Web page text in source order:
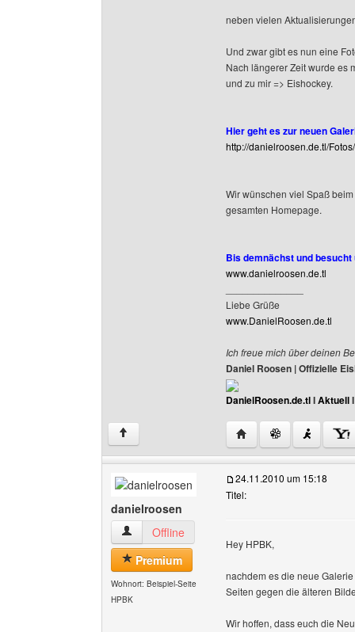
neben vielen
Und zwar gibt es nun eine
Nach längerer Zeit wurde es
und zu mir => Eishockey.
Hier geht es zur neuen
http://danielroosen.de.tl/
Wir wünschen viel Spaß
gesamten Homepage.
Bis demnächst und
www.danielroosen.de.tl
Liebe Grüße
www.DanielRoosen.de.tl
Ich freue mich über deinen
Daniel Roosen | Offizielle
DanielRoosen.de.tlIAktuell
↑ Website dieses
danielroosen
danielroosen Benutzer-Profile anzeigen
Offline
Premium
Wohnort: Beispiel-Seite
HPBK
24.11.2010 um 15:18
Titel:
Hey HPBK,
nachdem es die neue
Seiten gegen die älteren
Wir hoffen, dass euch die